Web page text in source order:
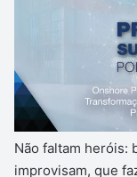
Não faltam heróis:
improvisam, que